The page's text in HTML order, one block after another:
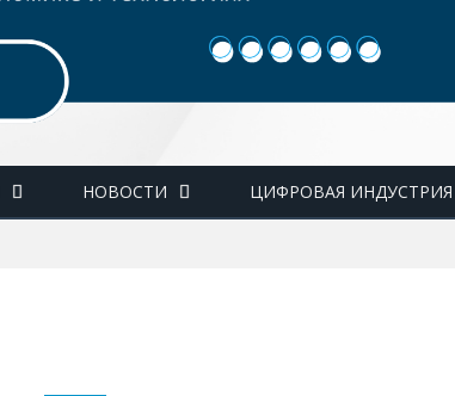
НОВОСТИ ЦИФРОВАЯ ИНДУСТРИЯ